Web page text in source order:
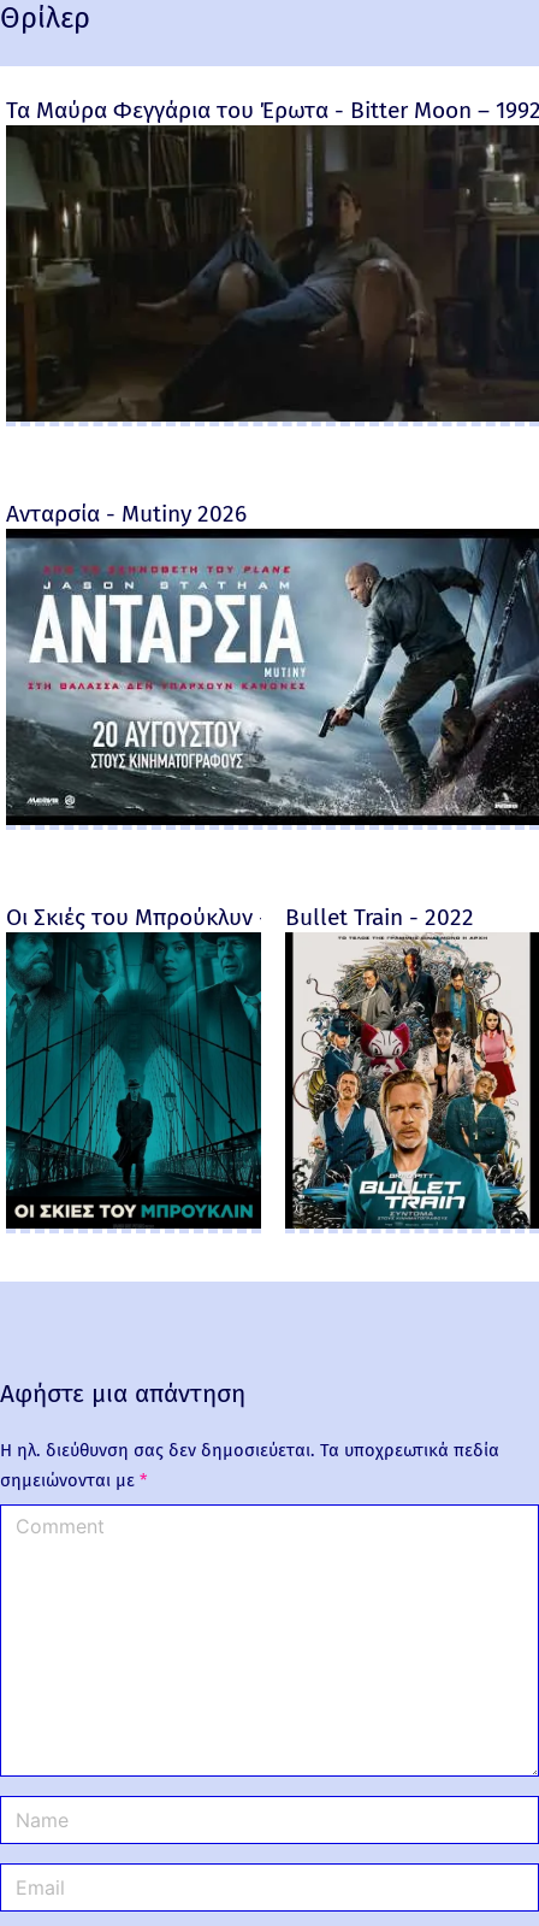
Θρίλερ
Τα Μαύρα Φεγγάρια του Έρωτα - Bitter Moon –
Ανταρσία - Mutiny 2026
Οι Σκιές του Μπρούκλυν - Motherless Brooklyn -
Bullet Train - 2022
Αφήστε μια απάντηση
Η ηλ. διεύθυνση σας δεν δημοσιεύεται. Τα υποχρεωτικά πεδία
σημειώνονται με *